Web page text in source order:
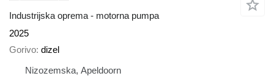
Industrijska oprema - motorna pumpa
2025
Gorivo dizel
Nizozemska, Apeldoorn